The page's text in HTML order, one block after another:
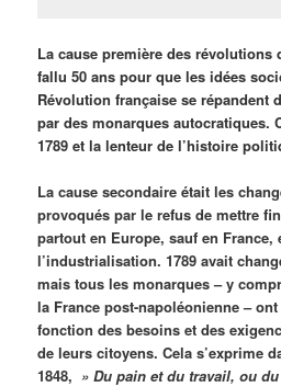
La cause première des révolutions
fallu 50 ans pour que les idées
Révolution française se répandent
par des monarques autocratiques.
1789 et la lenteur de l’histoire
La cause secondaire était les
provoqués par le refus de mettre
partout en Europe, sauf en France,
l’industrialisation. 1789 avait
mais tous les monarques – y
la France post-napoléonienne –
fonction des besoins et des
de leurs citoyens. Cela s’exprime
1848, » Du pain et du travail, ou